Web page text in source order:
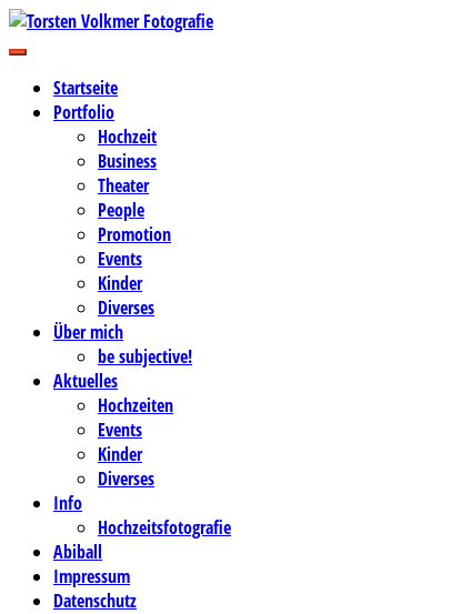
Zum
Inhalt
Torsten Volkmer Fotografie
Business-, Portrait- und Hochzeitsfotografie
Startseite
Portfolio
Hochzeit
Business
Theater
People
Promotion
Events
Kinder
Diverses
Über mich
be subjective!
Aktuelles
Hochzeiten
Events
Kinder
Diverses
Info
Hochzeitsfotografie
Abiball
Impressum
Datenschutz